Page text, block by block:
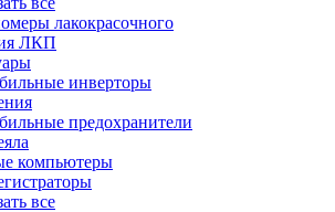
лакокрасочного
ЛКП
инверторы
предохранители
компьютеры
все